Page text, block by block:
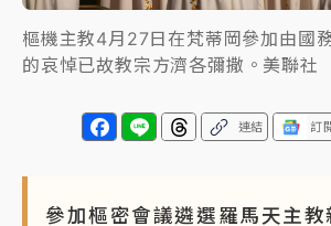
父親節泡湯了！中颱白海豚雨彈轟3
雨熱區曝
樞機主教4月27日在梵蒂岡參加由國
的哀悼已故教宗方濟各彌撒。美聯社
連結 訂
參加樞密會議遴選羅馬天主教